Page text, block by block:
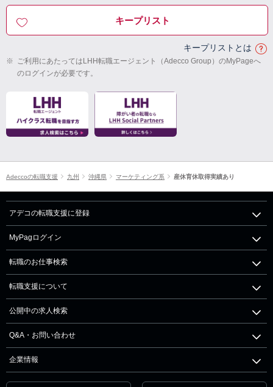
キープリスト
キープリストとは
※ ご利用にあたってはLHH転職エージェント（Adecco Group）のMyPageへ
のログインが必要です。
Adeccoの転職支援 九州 沖縄県 マーケティング系 産休育休取得実績あり
アデコの転職支援に登録
MyPagログイン
転職のお仕事検索
転職支援について
公開中の求人検索
Q&A・お問い合わせ
企業情報